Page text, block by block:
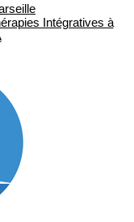
Intégratives à